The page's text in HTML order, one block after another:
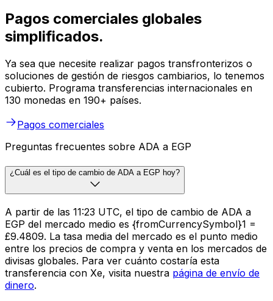
Pagos comerciales globales
simplificados.
Ya sea que necesite realizar pagos transfronterizos o
soluciones de gestión de riesgos cambiarios, lo tenemos
cubierto. Programa transferencias internacionales en
130 monedas en 190+ países.
Pagos comerciales
Preguntas frecuentes sobre ADA a EGP
¿Cuál es el tipo de cambio de ADA a EGP hoy?
A partir de las 11:23 UTC, el tipo de cambio de ADA a
EGP del mercado medio es {fromCurrencySymbol}1 =
£9.4809. La tasa media del mercado es el punto medio
entre los precios de compra y venta en los mercados de
divisas globales. Para ver cuánto costaría esta
transferencia con Xe, visita nuestra página de envío de
dinero.